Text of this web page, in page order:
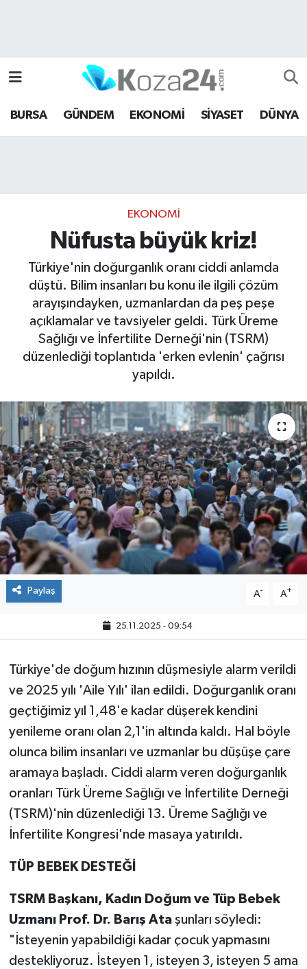
BURSA GÜNDEM EKONOMİ SİYASET DÜNYA
EKONOMİ
Nüfusta büyük kriz!
Türkiye'nin doğurganlık oranı ciddi anlamda
düştü. Bilim insanları bu konu ile ilgili çözüm
arayışındayken, uzmanlardan da peş peşe
açıklamalar ve tavsiyeler geldi. Türk Üreme
Sağlığı ve İnfertilite Derneği'nin (TSRM)
düzenlediği toplantıda 'erken evlenin' çağrısı
yapıldı.
Paylaş A- A+
25.11.2025 - 09:54
Türkiye'de doğum hızının düşmesiyle alarm verildi
ve 2025 yılı 'Aile Yılı' ilan edildi. Doğurganlık oranı
geçtiğimiz yıl 1,48'e kadar düşerek kendini
yenileme oranı olan 2,1'in altında kaldı. Hal böyle
olunca bilim insanları ve uzmanlar bu düşüşe çare
aramaya başladı. Ciddi alarm veren doğurganlık
oranları Türk Üreme Sağlığı ve İnfertilite Derneği
(TSRM)'nin düzenlediği 13. Üreme Sağlığı ve
İnfertilite Kongresi'nde masaya yatırıldı.
TÜP BEBEK DESTEĞİ
TSRM Başkanı, Kadın Doğum ve Tüp Bebek
Uzmanı Prof. Dr. Barış Ataşunları söyledi:
"İsteyenin yapabildiği kadar çocuk yapmasını
destekliyoruz. İsteyen 1, isteyen 3, isteyen 5 ama
Bursa Hava Durumu
Bursa Namaz Vakitleri
Son Dakika Haberleri
Haber Arşivi